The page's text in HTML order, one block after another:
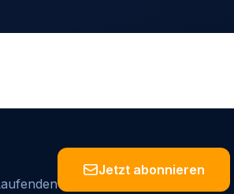
Jetzt abonnieren